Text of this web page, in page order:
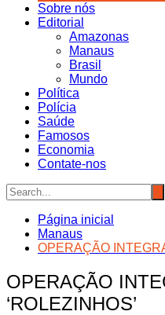
Sobre nós
Editorial
Amazonas
Manaus
Brasil
Mundo
Política
Polícia
Saúde
Famosos
Economia
Contate-nos
Página inicial
Manaus
OPERAÇÃO
OPERAÇÃO
‘ROLEZINHOS’